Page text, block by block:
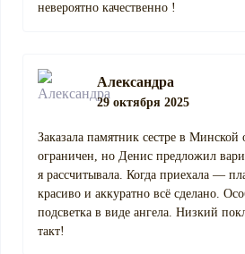
невероятно качественно !
Александра
29 октября 2025
Заказала памятник сестре в
ограничен, но Денис предложил
я рассчитывала. Когда приехала —
красиво и аккуратно всё сделано.
подсветка в виде ангела. Низкий
такт!